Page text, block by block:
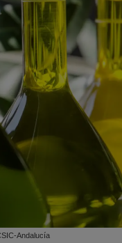
Andalucía